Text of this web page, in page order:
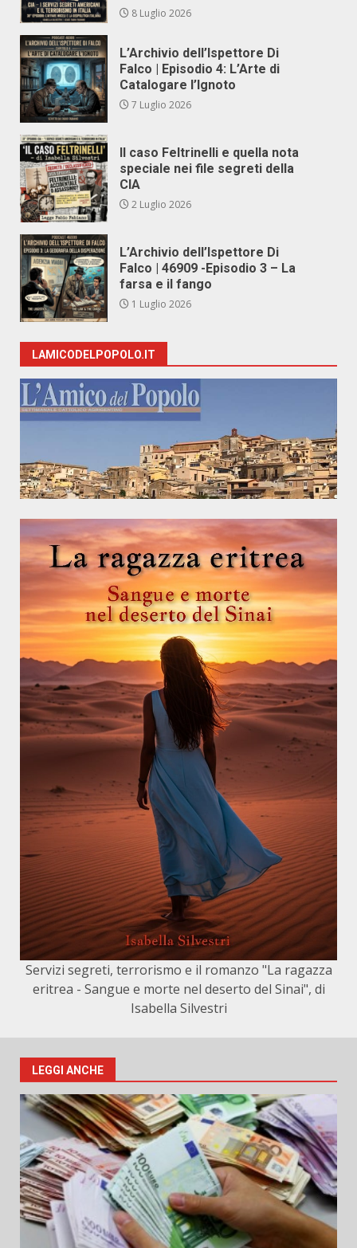
8 Luglio 2026
L’Archivio dell’Ispettore Di
Falco | Episodio 4: L’Arte di
Catalogare l’Ignoto
7 Luglio 2026
Il caso Feltrinelli e quella nota
speciale nei file segreti della
CIA
2 Luglio 2026
L’Archivio dell’Ispettore Di
Falco | 46909 -Episodio 3 – La
farsa e il fango
1 Luglio 2026
LAMICODELPOPOLO.IT
Servizi segreti, terrorismo e il romanzo "La ragazza
eritrea - Sangue e morte nel deserto del Sinai", di
Isabella Silvestri
LEGGI ANCHE